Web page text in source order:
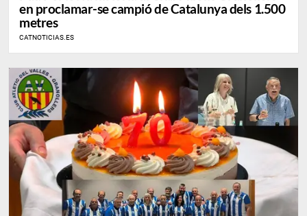
en proclamar-se campió de Catalunya dels 1.500
metres
CATNOTICIAS.ES